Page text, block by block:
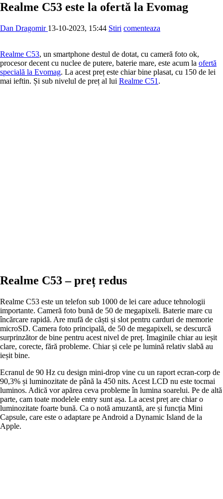
Realme C53 este la ofertă la Evomag
Dan Dragomir 13-10-2023, 15:44 Stiri comenteaza
Realme C53, un smartphone destul de dotat, cu cameră foto ok,
procesor decent cu nuclee de putere, baterie mare, este acum la ofertă
specială la Evomag. La acest preț este chiar bine plasat, cu 150 de lei
mai ieftin. Și sub nivelul de preț al lui Realme C51 .
Realme C53 – preț redus
Realme C53 este un telefon sub 1000 de lei care aduce tehnologii
importante. Cameră foto bună de 50 de megapixeli. Baterie mare cu
încărcare rapidă. Are mufă de căști și slot pentru carduri de memorie
microSD. Camera foto principală, de 50 de megapixeli, se descurcă
surprinzător de bine pentru acest nivel de preț. Imaginile chiar au ieșit
clare, corecte, fără probleme. Chiar și cele pe lumină relativ slabă au
ieșit bine.
Ecranul de 90 Hz cu design mini-drop vine cu un raport ecran-corp de
90,3% și luminozitate de până la 450 nits. Acest LCD nu este tocmai
luminos. Adică vor apărea ceva probleme în lumina soarelui. Pe de altă
parte, cam toate modelele entry sunt așa. La acest preț are chiar o
luminozitate foarte bună. Ca o notă amuzantă, are și funcția Mini
Capsule, care este o adaptare pe Android a Dynamic Island de la
Apple.